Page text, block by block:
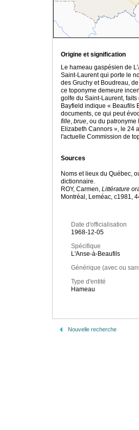
Origine et signification
Le hameau gaspésien de
Saint-Laurent qui porte le
des Gruchy et Boudreau,
ce toponyme demeure
golfe du Saint-Laurent,
Bayfield indique « Beaufils
documents, ce qui peut
fille, brue, ou du patronyme
Elizabeth Cannors », le 24
l'actuelle Commission de
Sources
Noms et lieux du Québec,
dictionnaire.
ROY, Carmen, Littérature
Montréal, Leméac, c1981,
Date d'officialisation
1968-12-05
Spécifique
L'Anse-à-Beaufils
Générique (avec ou
Type d'entité
Hameau
Nouvelle recherche